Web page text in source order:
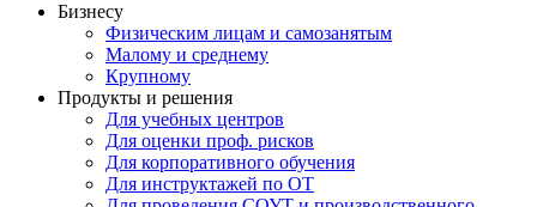
Бизнесу
Физическим лицам и самозанятым
Малому и среднему
Крупному
Продукты и решения
Для учебных центров
Для оценки проф. рисков
Для корпоративного обучения
Для инструктажей по ОТ